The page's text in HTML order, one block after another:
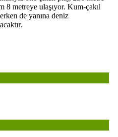
8 metreye ulaşıyor. Kum-çakıl
de yanına deniz